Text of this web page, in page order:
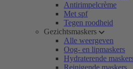
Antirimpelcrème
Met spf
Tegen roodheid
Gezichtsmaskers
Alle weergeven
Oog- en lipmaskers
Hydraterende
Reinigende maskers